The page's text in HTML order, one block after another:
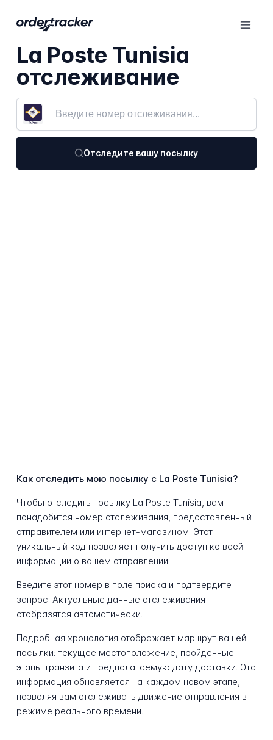
La Poste Tunisia
отслеживание
Отследите вашу посылку
Как отследить мою посылку с La Poste Tunisia?
Чтобы отследить посылку La Poste Tunisia, вам
понадобится номер отслеживания, предоставленный
отправителем или интернет-магазином. Этот
уникальный код позволяет получить доступ ко всей
информации о вашем отправлении.
Введите этот номер в поле поиска и подтвердите
запрос. Актуальные данные отслеживания
отобразятся автоматически.
Подробная хронология отображает маршрут вашей
посылки: текущее местоположение, пройденные
этапы транзита и предполагаемую дату доставки. Эта
информация обновляется на каждом новом этапе,
позволяя вам отслеживать движение отправления в
режиме реального времени.